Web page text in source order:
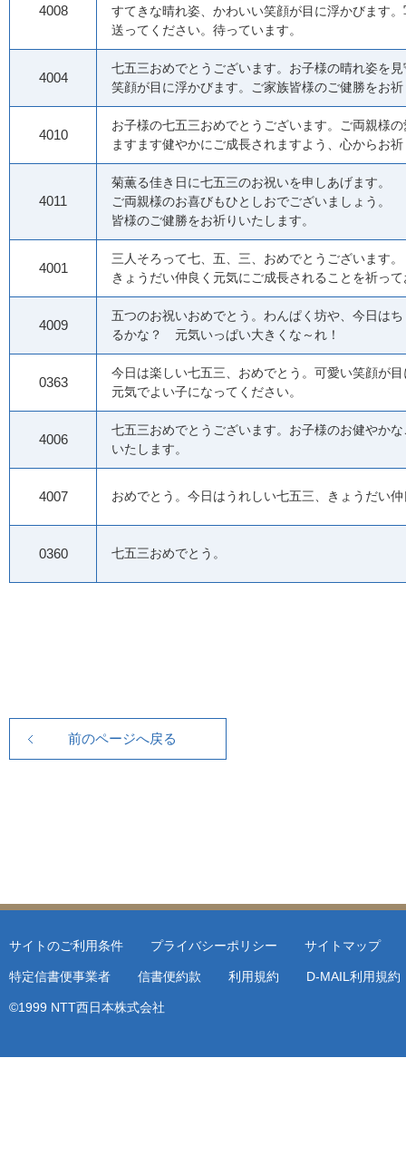
4008
すてきな晴れ姿、かわいい笑顔が目に浮かびます
送ってください。待っています。
4004
七五三おめでとうございます。お子様の晴れ姿を
笑顔が目に浮かびます。ご家族皆様のご健勝をお
4010
お子様の七五三おめでとうございます。ご両親様
ますます健やかにご成長されますよう、心からお
4011
菊薫る佳き日に七五三のお祝いを申
ご両親様のお喜びもひとしおでござ
皆様のご健勝をお祈りいたします。
4001
三人そろって七、五、三、おめでとう
きょうだい仲良く元気にご成長されることを祈っ
4009
五つのお祝いおめでとう。わんぱく坊や、今日は
るかな？ 元気いっぱい大きくな～れ！
0363
今日は楽しい七五三、おめでとう。可愛い笑顔が
元気でよい子になってください。
4006
七五三おめでとうございます。お子様のお健やか
いたします。
4007 おめでとう。今日はうれしい七五三、きょうだい
0360 七五三おめでとう。
サイトのご利用条件 プライバシーポリシー サイトマップ
特定信書便事業者 信書便約款 利用規約 D-MAIL利用規約
©1999 NTT西日本株式会社